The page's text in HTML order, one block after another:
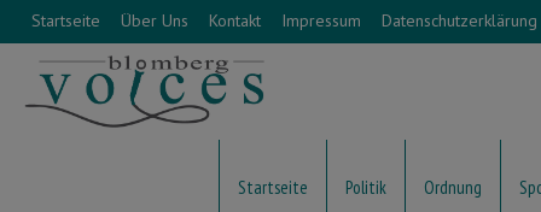
Startseite Über Uns Kontakt Impressum Datenschutzerklärung
Startseite Politik Ordnung